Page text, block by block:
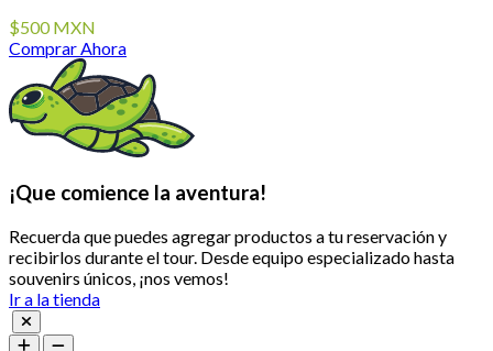
$500 MXN
Comprar Ahora
¡Que comience la aventura!
Recuerda que puedes agregar productos a tu reservación y
recibirlos durante el tour. Desde equipo especializado hasta
souvenirs únicos, ¡nos vemos!
Ir a la tienda